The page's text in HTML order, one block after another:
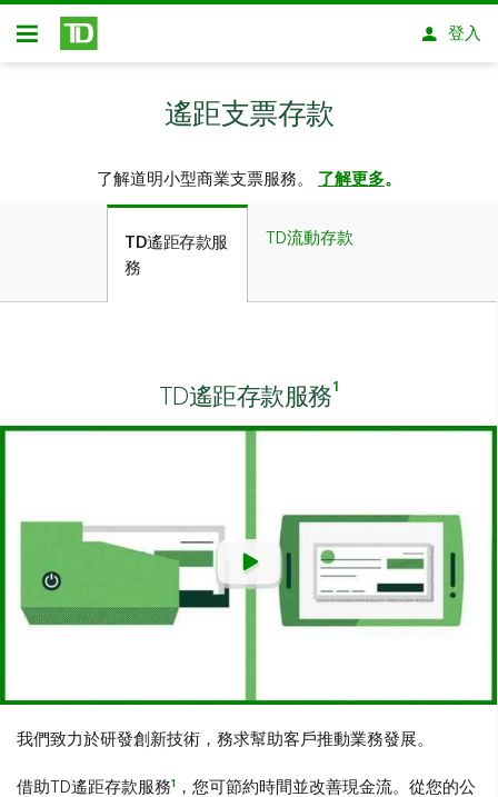
略過進入主要內容
開放式房屋貸款
登入
遙距支票存款
了解道明小型商業支票服務。 了解更多。
TD遙距存款服
務
TD流動存款
TD遙距存款服務1
我們致力於研發創新技術，務求幫助客戶推動業務發展。
借助TD遙距存款服務1
，您可節約時間並改善現金流。從您的公